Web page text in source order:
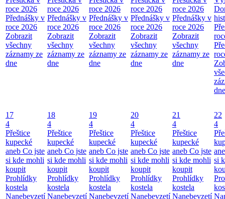
roce 2026
Přednášky v
roce 2026
Zobrazit
všechny
záznamy ze
dne
roce 2026
Přednášky v
roce 2026
Zobrazit
všechny
záznamy ze
dne
roce 2026
Přednášky v
roce 2026
Zobrazit
všechny
záznamy ze
dne
roce 2026
Přednášky v
roce 2026
Zobrazit
všechny
záznamy ze
dne
roce 2026
Přednášky v
roce 2026
Zobrazit
všechny
záznamy ze
dne
dne
17
4
Přeštice
kupecké
aneb Co jste
si kde mohli
koupit
Prohlídky
kostela
Nanebevzetí
18
4
Přeštice
kupecké
aneb Co jste
si kde mohli
koupit
Prohlídky
kostela
Nanebevzetí
19
4
Přeštice
kupecké
aneb Co jste
si kde mohli
koupit
Prohlídky
kostela
Nanebevzetí
20
4
Přeštice
kupecké
aneb Co jste
si kde mohli
koupit
Prohlídky
kostela
Nanebevzetí
21
4
Přeštice
kupecké
aneb Co jste
si kde mohli
koupit
Prohlídky
kostela
Nanebevzetí
22
4
si